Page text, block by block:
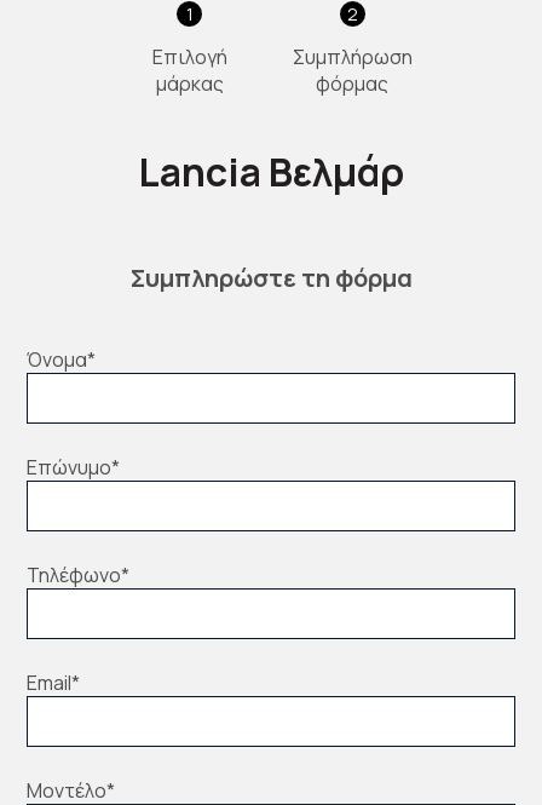
1
Επιλογή
μάρκας
2
Συμπλήρωση
φόρμας
Lancia Βελμάρ
Συμπληρώστε τη φόρμα
Όνομα*
Επώνυμο*
Τηλέφωνο*
Email*
Μοντέλο*